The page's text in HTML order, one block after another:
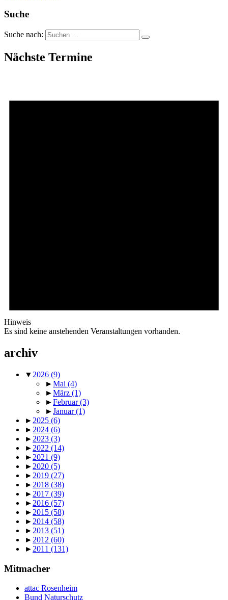
Suche
Suche nach:
Nächste Termine
Hinweis
Es sind keine anstehenden Veranstaltungen vorhanden.
archiv
▼ 2026 (9)
►Mai (4)
►März (1)
►Februar(3)
►Januar(1)
► 2025 (6)
► 2024 (6)
► 2023 (3)
► 2022 (14)
► 2021 (9)
► 2020 (5)
► 2019 (27)
► 2018 (38)
► 2017 (39)
► 2016 (57)
► 2015 (58)
► 2014 (58)
► 2013 (51)
► 2012 (60)
► 2011 (131)
Mitmacher
attac Rosenheim
Bund Naturschutz